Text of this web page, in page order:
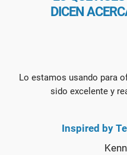
DICEN
Lo estamos usando para
sido excelente y
Inspired by